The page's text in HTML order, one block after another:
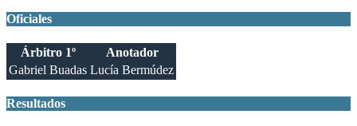
Oficiales
Árbitro 1º
Anotador
Gabriel Buadas Lucía Bermúdez
Resultados